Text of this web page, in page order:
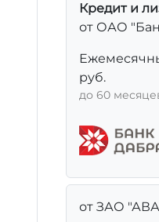
Кредит и
от ОАО
руб.
до 60
от ЗАО